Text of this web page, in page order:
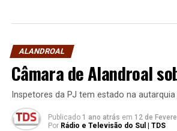
ALANDROAL
Câmara de Alandroal
Inspetores da PJ tem estado na autarquia
Publicado 1 ano atrás em 12 de
Por Rádio e Televisão do Sul | TDS